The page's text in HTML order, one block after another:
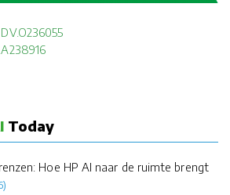
Today
Hoe HP AI naar de ruimte brengt